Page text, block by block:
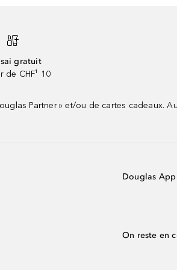
gratuit
de CHF¹ 10
Partner » et/ou de cartes cadeaux.
Douglas App
On reste en